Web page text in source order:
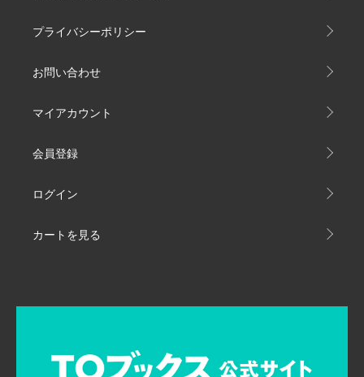
プライバシーポリシー
お問い合わせ
マイアカウント
会員登録
ログイン
カートを見る